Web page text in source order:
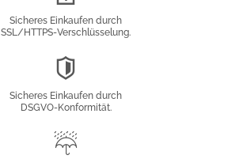
Sicheres Einkaufen durch
SSL/HTTPS-Verschlüsselung.
Sicheres Einkaufen durch
DSGVO-Konformität.